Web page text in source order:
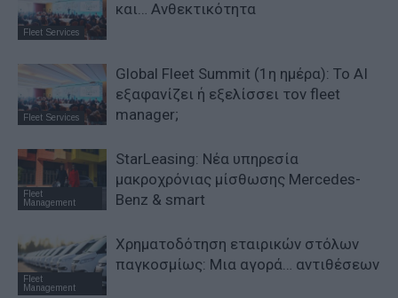
Fleet Services
και… Ανθεκτικότητα
Fleet Services
Global Fleet Summit (1η ημέρα): Το ΑΙ
εξαφανίζει ή εξελίσσει τον fleet
manager;
Fleet
Management
StarLeasing: Νέα υπηρεσία
μακροχρόνιας μίσθωσης Mercedes-
Benz & smart
Fleet
Management
Χρηματοδότηση εταιρικών στόλων
παγκοσμίως: Μια αγορά… αντιθέσεων